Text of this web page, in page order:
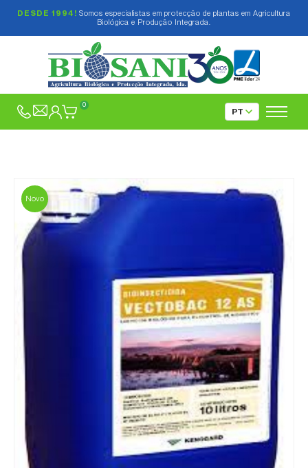
DESDE 1994! Somos especialistas em protecção de plantas em Agricultura
Biológica e Produção Integrada.
0
Novo